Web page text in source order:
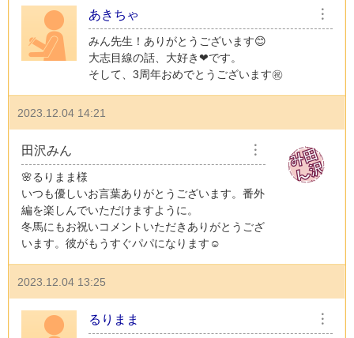
あきちゃ ︙
みん先生！ありがとうございます😊
大志目線の話、大好き❤です。
そして、3周年おめでとうございます㊗️
2023.12.04 14:21
田沢みん ︙
🌸るりまま様
いつも優しいお言葉ありがとうございます。番外
編を楽しんでいただけますように。
冬馬にもお祝いコメントいただきありがとうござ
います。彼がもうすぐパパになります☺️
2023.12.04 13:25
るりまま ︙